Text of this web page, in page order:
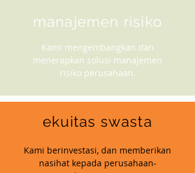
manajemen risiko
Kami mengembangkan dan
menerapkan solusi manajemen
risiko perusahaan.
ekuitas swasta
Kami berinvestasi, dan memberikan
nasihat kepada perusahaan-